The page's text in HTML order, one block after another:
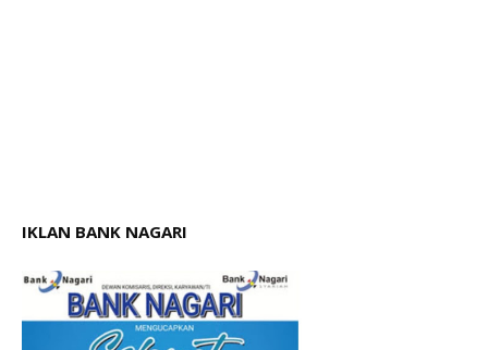
IKLAN BANK NAGARI